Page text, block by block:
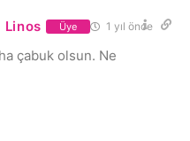
Linos Üye 1 yıl önce
çabuk olsun. Ne